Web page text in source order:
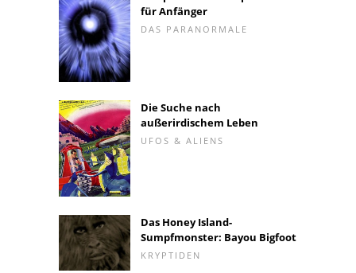
für Anfänger
DAS PARANORMALE
Die Suche nach
außerirdischem Leben
UFOS & ALIENS
Das Honey Island-
Sumpfmonster: Bayou Bigfoot
KRYPTIDEN